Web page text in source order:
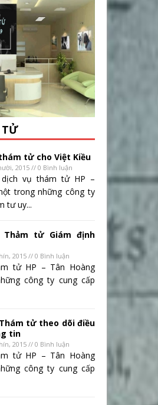
TỬ
tử cho Việt Kiều
2015 // 0 Bình luận
vụ thám tử HP –
trong những công ty
tư uy...
Thảm tử Giám định
2015 // 0 Bình luận
tử HP – Tân Hoàng
công ty cung cấp
tử theo dõi điều
tin
2015 // 0 Bình luận
tử HP – Tân Hoàng
công ty cung cấp